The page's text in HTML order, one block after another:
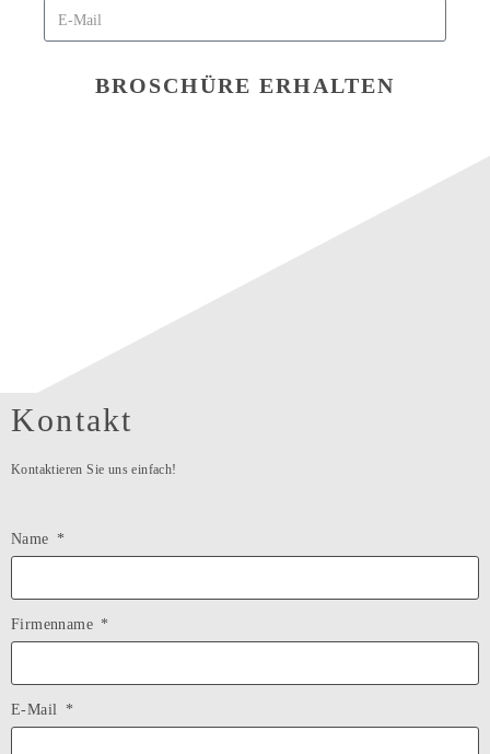
BROSCHÜRE ERHALTEN
Kontakt
Kontaktieren Sie uns einfach!
Name
Firmenname
E-Mail